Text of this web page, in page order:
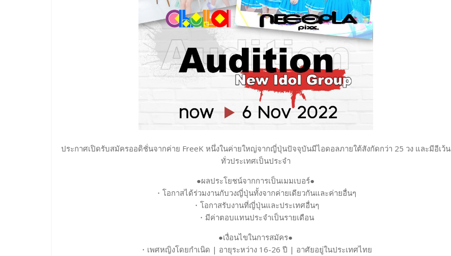
ประกาศเปิดรับสมัครออดิชั่นจากค่าย FreeK หนึ่งในค่ายใหญ่จากญี่ปุ่นปัจจุบันมีไอดอลภายใต้สังกัดกว่า 25 วง และมีอีเว้น
ทั่วประเทศเป็นประจำ
●ผลประโยชน์จากการเป็นเมมเบอร์●
・โอกาสได้ร่วมงานกับวงญี่ปุ่นทั้งจากค่ายเดียวกันและค่ายอื่นๆ
・โอกาสรับงานที่ญี่ปุ่นและประเทศอื่นๆ
・มีค่าตอบแทนประจำเป็นรายเดือน
●เงื่อนไขในการสมัคร●
・เพศหญิงโดยกำเนิด | อายุระหว่าง 16-26 ปี | อาศัยอยู่ในประเทศไทย